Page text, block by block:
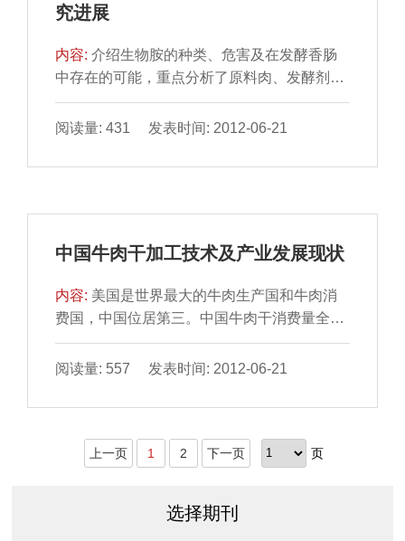
究进展
内容:介绍生物胺的种类、危害及在发酵香肠
中存在的可能，重点分析了原料肉、发酵剂、
工艺条件(温度、pH 值、香肠直径、辅助配
料、贮藏条件)等因子对发酵香肠中生物胺含量
量、使用优良的发酵剂、控制蛋白质的水解程
含量。
阅读量: 431 发表时间: 2012-06-21
中国牛肉干加工技术及产业发展现状
内容: 美国是世界最大的牛肉生产国和牛肉消
费国，中国位居第三。中国牛肉干消费量全世
界排名第四，牛肉干出口量近4 万吨。本文综
述了中国牛肉产业的发展现状、牛肉干加工技
品添加剂的应用及贮藏期牛肉干品质变化等最
了展望。
阅读量: 557 发表时间: 2012-06-21
上一页 1 2 下一页 页
选择期刊